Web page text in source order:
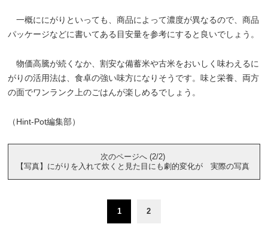
一概ににがりといっても、商品によって濃度が異なるので、商品
パッケージなどに書いてある目安量を参考にすると良いでしょう。
物価高騰が続くなか、割安な備蓄米や古米をおいしく味わえるに
がりの活用法は、食卓の強い味方になりそうです。味と栄養、両方
の面でワンランク上のごはんが楽しめるでしょう。
（Hint-Pot編集部）
次のページへ (2/2)
【写真】にがりを入れて炊くと見た目にも劇的変化が 実際の写真
1 2